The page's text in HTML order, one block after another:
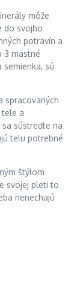
môže
do svojho
potravín a
3 mastné
semienka, sú
spracovaných
a
sústreďte na
telu potrebné
štýlom
svojej pleti to
nenechajú